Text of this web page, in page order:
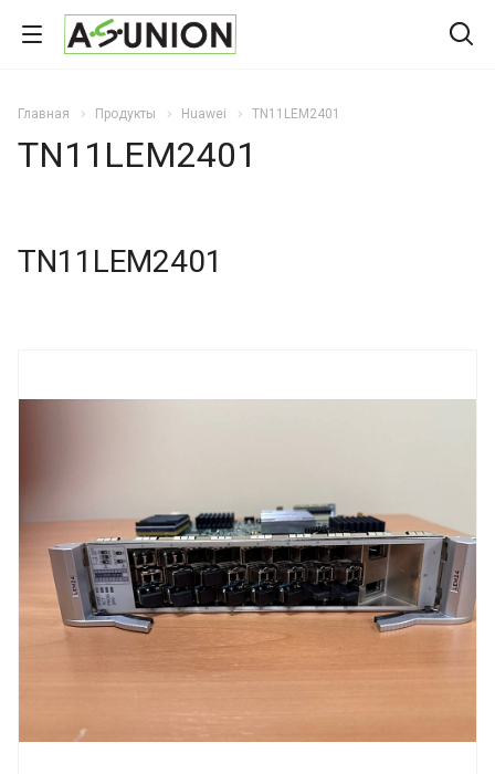
Главная Продукты Huawei TN11LEM2401
TN11LEM2401
TN11LEM2401